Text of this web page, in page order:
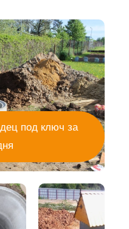
под ключ за